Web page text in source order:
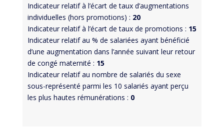
Indicateur relatif à l’écart de taux d’augmentations
individuelles (hors promotions) : 20
Indicateur relatif à l’écart de taux de promotions : 15
Indicateur relatif au % de salariées ayant bénéficié
d’une augmentation dans l’année suivant leur retour
de congé maternité : 15
Indicateur relatif au nombre de salariés du sexe
sous-représenté parmi les 10 salariés ayant perçu
les plus hautes rémunérations : 0